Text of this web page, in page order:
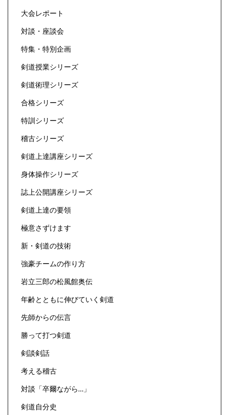
大会レポート
対談・座談会
特集・特別企画
剣道授業シリーズ
剣道術理シリーズ
合格シリーズ
特訓シリーズ
稽古シリーズ
剣道上達講座シリーズ
身体操作シリーズ
誌上公開講座シリーズ
剣道上達の要領
極意さずけます
新・剣道の技術
強豪チームの作り方
岩立三郎の松風館奥伝
年齢とともに伸びていく剣道
先師からの伝言
勝って打つ剣道
剣談剣話
考える稽古
対談「卒爾ながら…」
剣道自分史